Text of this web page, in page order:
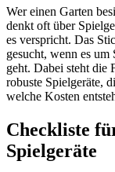
Wer einen Garten
denkt oft über
es verspricht. Das
gesucht, wenn es
geht. Dabei steht die
robuste Spielgeräte,
welche Kosten
Checkliste
Spielgeräte